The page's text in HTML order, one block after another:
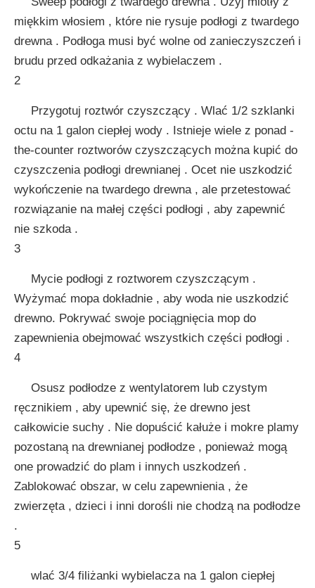
miękkim włosiem , które nie rysuje podłogi z twardego
drewna . Podłoga musi być wolne od zanieczyszczeń i
brudu przed odkażania z wybielaczem .
2
Przygotuj roztwór czyszczący . Wlać 1/2 szklanki
octu na 1 galon ciepłej wody . Istnieje wiele z ponad -
the-counter roztworów czyszczących można kupić do
czyszczenia podłogi drewnianej . Ocet nie uszkodzić
wykończenie na twardego drewna , ale przetestować
rozwiązanie na małej części podłogi , aby zapewnić
nie szkoda .
3
Mycie podłogi z roztworem czyszczącym .
Wyżymać mopa dokładnie , aby woda nie uszkodzić
drewno. Pokrywać swoje pociągnięcia mop do
zapewnienia obejmować wszystkich części podłogi .
4
Osusz podłodze z wentylatorem lub czystym
ręcznikiem , aby upewnić się, że drewno jest
całkowicie suchy . Nie dopuścić kałuże i mokre plamy
pozostaną na drewnianej podłodze , ponieważ mogą
one prowadzić do plam i innych uszkodzeń .
Zablokować obszar, w celu zapewnienia , że
zwierzęta , dzieci i inni dorośli nie chodzą na podłodze
.
5
wlać 3/4 filiżanki wybielacza na 1 galon ciepłej